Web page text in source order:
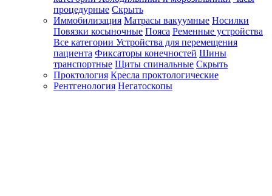
процедурные Скрыть
Иммобилизация Матрасы вакуумные Носилки
Повязки косыночные Пояса Ременные устройства
Все категории Устройства для перемещения
пациента Фиксаторы конечностей Шины
транспортные Щиты спинальные Скрыть
Проктология Кресла проктологические
Рентгенология Негатоскопы